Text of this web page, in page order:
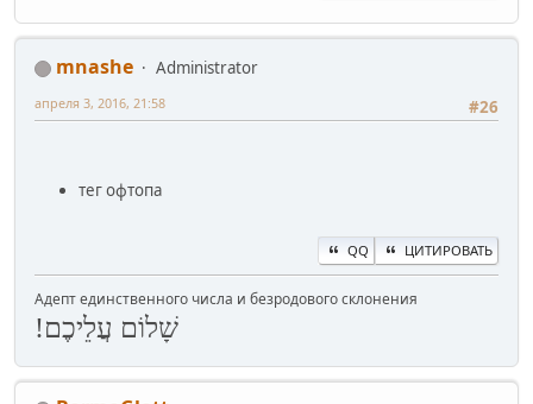
mnashe
Administrator
#26
апреля 3, 2016, 21:58
тег офтопа
QQ ЦИТИРОВАТЬ
Адепт единственного числа и безродового склонения
שָׁלוֹם עֲלֵיכֶם!